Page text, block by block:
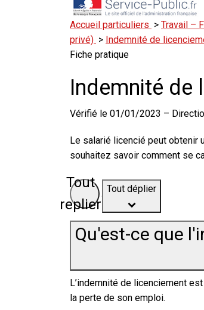
Accueil particuliers > Travail –
privé) > Indemnité de
Fiche pratique
Indemnité de
Vérifié le 01/01/2023 –
Le salarié licencié peut obtenir
souhaitez savoir comment se
Tout
replier
Tout déplier
Qu'est-ce que
L’indemnité de licenciement
la perte de son emploi.